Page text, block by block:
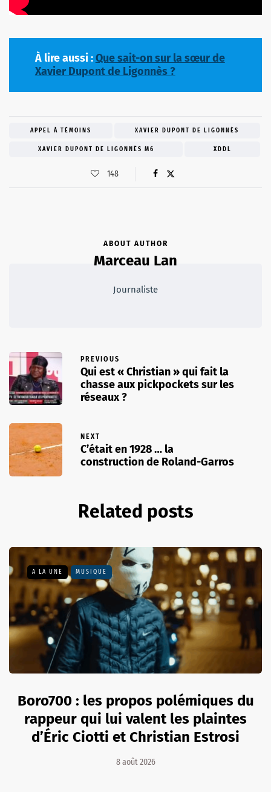
À lire aussi :Que sait-on sur la sœur de
Xavier Dupont de Ligonnès ?
APPEL À TÉMOINS XAVIER DUPONT DE LIGONNÈS
XAVIER DUPONT DE LIGONNÈS M6 XDDL
148
ABOUT AUTHOR
Marceau Lan
Journaliste
PREVIOUS
Qui est « Christian » qui fait la
chasse aux pickpockets sur les
réseaux ?
NEXT
C’était en 1928 … la
construction de Roland-Garros
Related posts
A LA UNE MUSIQUE
Boro700 : les propos polémiques du
rappeur qui lui valent les plaintes
d’Éric Ciotti et Christian Estrosi
8 août 2026